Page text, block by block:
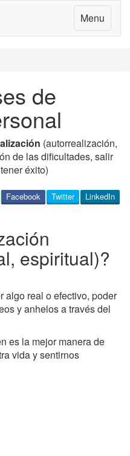
Menu
de
(autorrealización,
de las dificultades, salir
éxito)
LinkedIn
Twitter
Facebook
espiritual)?
algo real o efectivo, poder
y anhelos a través del
es la mejor manera de
vida y sentirnos